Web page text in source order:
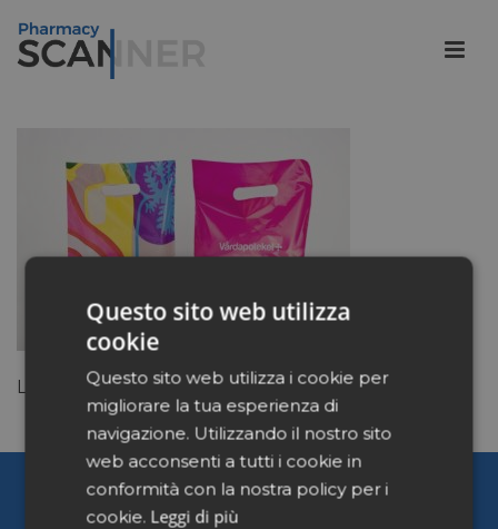
Lay out catena svedese vardapoteket
Pharmacy Scanner
Questo sito web utilizza
cookie
Questo sito web utilizza i cookie per
migliorare la tua esperienza di
navigazione. Utilizzando il nostro sito
web acconsenti a tutti i cookie in
conformità con la nostra policy per i
cookie. Leggi di più